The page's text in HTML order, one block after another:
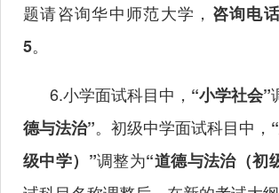
题请咨询华中师范大学， 咨询电
5。
6.小学面试科目中， “小学社会”
德与法治”。初级中学面试科目中，
级中学）”调整为“道德与法治（初